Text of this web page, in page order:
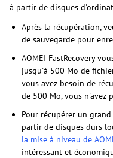
à partir de disques
Après la récupération,
de sauvegarde pour
AOMEI FastRecovery
jusqu'à 500 Mo de
vous avez besoin de
de 500 Mo, vous n'avez
Pour récupérer un
partir de disques durs
la mise à niveau de
intéressant et